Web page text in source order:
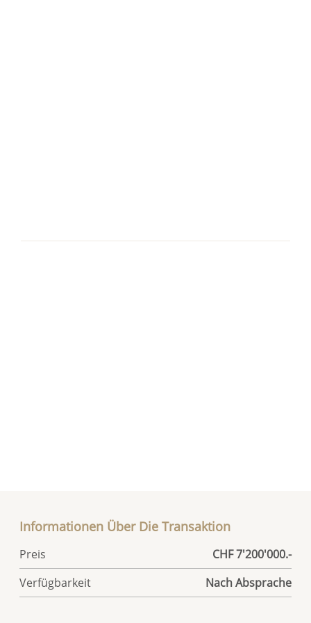
Informationen Über Die Transaktion
Preis
CHF 7'200'000.-
Verfügbarkeit
Nach Absprache